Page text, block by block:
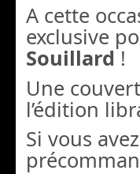
A cette
exclusive
Souillard!
Une
l’édition
Si vous